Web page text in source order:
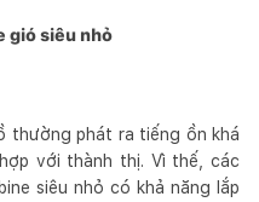
gió siêu nhỏ
thường phát ra tiếng ồn khá
với thành thị. Vì thế, các
siêu nhỏ có khả năng lắp